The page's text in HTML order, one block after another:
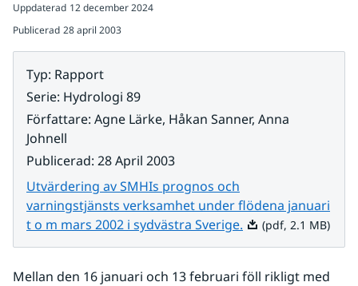
Uppdaterad 12 december 2024
Publicerad 28 april 2003
Typ: Rapport
Serie: Hydrologi 89
Författare: Agne Lärke, Håkan Sanner, Anna
Johnell
Publicerad: 28 April 2003
Utvärdering av SMHIs prognos och
varningstjänsts verksamhet under flödena januari
t o m mars 2002 i sydvästra Sverige. Pdf, 2.1 MB.
(pdf, 2.1 MB)
Mellan den 16 januari och 13 februari föll rikligt med